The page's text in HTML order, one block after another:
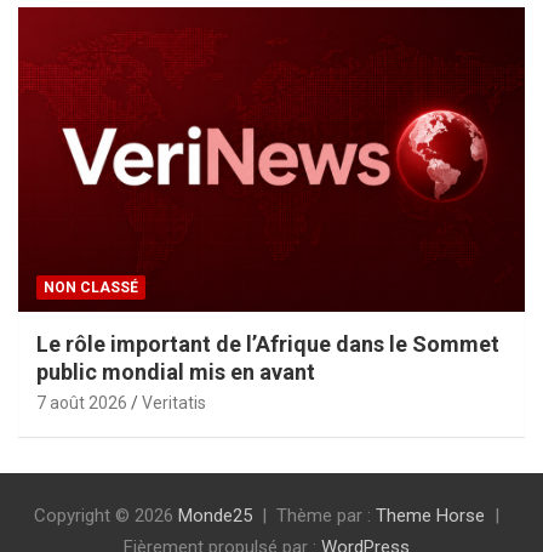
NON CLASSÉ
Le rôle important de l’Afrique dans le Sommet
public mondial mis en avant
7 août 2026 Veritatis
Copyright © 2026 Monde25 Thème par : Theme Horse
Fièrement propulsé par : WordPress